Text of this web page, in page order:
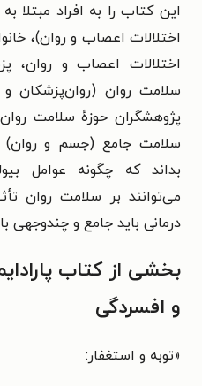
این کتاب را به افراد مبتلا
اختلالات اعصاب و روان)،
اختلالات اعصاب و روان،
سلامت روان (روان‌پزشکان و
پژوهشگران حوزهٔ سلامت
سلامت جامع (جسم و روان)
بداند که چگونه عوامل
می‌توانند بر سلامت روان
درمانی باید جامع و چندوجهی
بخشی از کتاب
و افسردگی
«توبه و استغفار: